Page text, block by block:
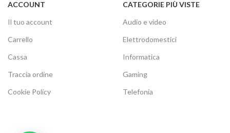
ACCOUNT
Il tuo account
Carrello
Cassa
Traccia ordine
Cookie Policy
CATEGORIE PIÙ VISTE
Audio e video
Elettrodomestici
Informatica
Gaming
Telefonia